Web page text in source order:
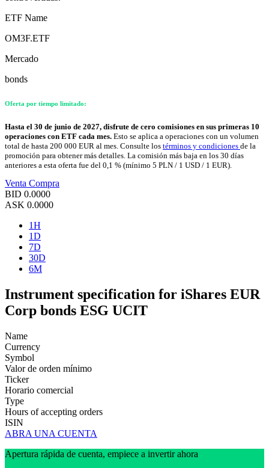
ETF Name
OM3F.ETF
Mercado
bonds
Oferta por tiempo limitado:
Hasta el 30 de junio de 2027, disfrute de cero comisiones en sus primeras 10
operaciones con ETF cada mes. Esto se aplica a operaciones con un volumen
total de hasta 200 000 EUR al mes. Consulte los términos y condiciones de la
promoción para obtener más detalles. La comisión más baja en los 30 días
anteriores a esta oferta fue del 0,1 % (mínimo 5 PLN / 1 USD / 1 EUR).
Venta Compra
BID 0.0000
ASK 0.0000
1H
1D
7D
30D
6M
Instrument specification for iShares EUR
Corp bonds ESG UCIT
Name
Currency
Symbol
Valor de orden mínimo
Ticker
Horario comercial
Type
Hours of accepting orders
ISIN
ABRA UNA CUENTA
Apertura rápida de cuenta, empiece a invertir ahora